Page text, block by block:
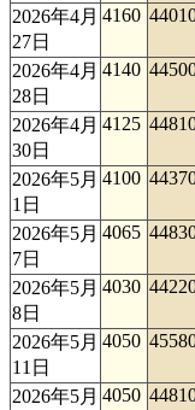
2026年4月
27日
4160
2026年4月
28日
4140
2026年4月
30日
4125
2026年5月
1日
4100
2026年5月
7日
4065
2026年5月
8日
4030
2026年5月
11日
4050
2026年5月 4050